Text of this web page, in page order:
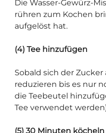
Die Wasser-Gewürz-
rühren zum Kochen
aufgelöst hat.
(4) Tee hinzufügen
Sobald sich der
reduzieren bis es nur
die Teebeutel
Tee verwendet
(5) 30 Minuten köcheln